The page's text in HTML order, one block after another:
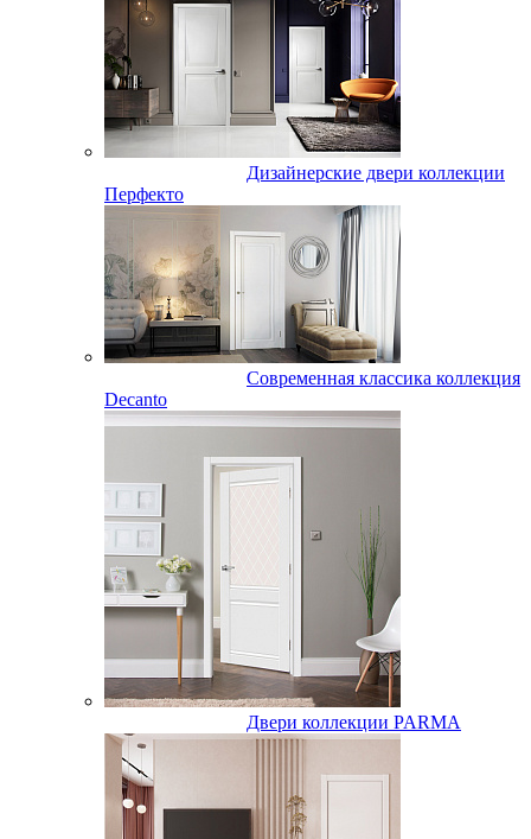
Дизайнерские двери коллекции
Перфекто
Современная классика коллекция
Decanto
Двери коллекции PARMA